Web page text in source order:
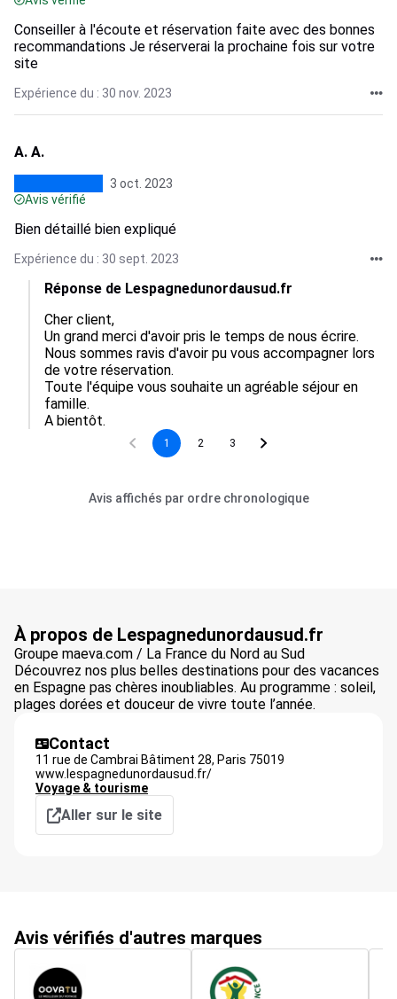
Conseiller à l'écoute et réservation faite avec des bonnes
recommandations Je réserverai la prochaine fois sur votre
site
Expérience du : 30 nov. 2023
A. A.
3 oct. 2023
Avis vérifié
Bien détaillé bien expliqué
Expérience du : 30 sept. 2023
Réponse de Lespagnedunordausud.fr
Cher client,
Un grand merci d'avoir pris le temps de nous écrire.
Nous sommes ravis d'avoir pu vous accompagner lors
de votre réservation.
Toute l'équipe vous souhaite un agréable séjour en
famille.
1 2 3
Avis affichés par ordre chronologique
À propos de Lespagnedunordausud.fr
Groupe maeva.com / La France du Nord au Sud
Découvrez nos plus belles destinations pour des vacances
en Espagne pas chères inoubliables. Au programme : soleil,
plages dorées et douceur de vivre toute l’année.
Contact
11 rue de Cambrai Bâtiment 28, Paris 75019
www.lespagnedunordausud.fr/
Voyage & tourisme
Aller sur le site
Avis vérifiés d'autres marques